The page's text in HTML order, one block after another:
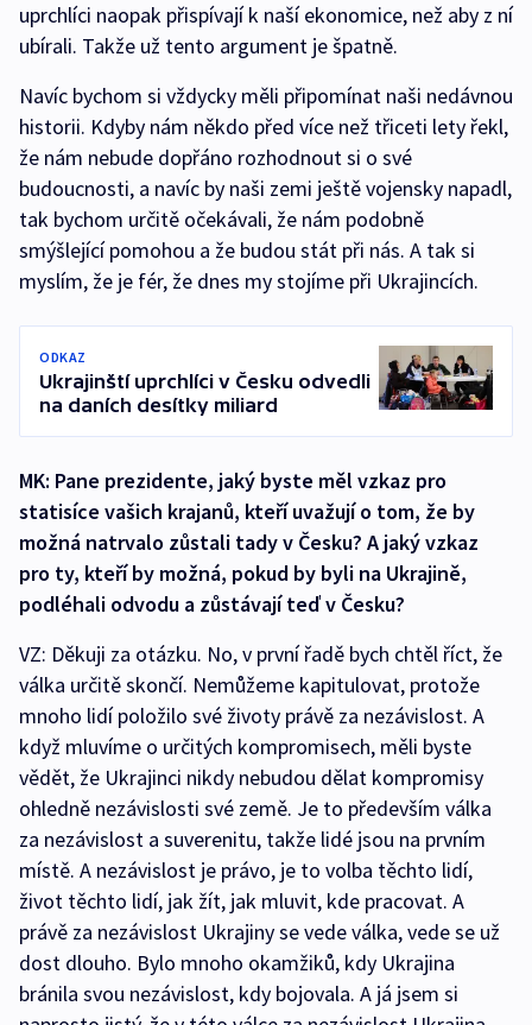
uprchlíci naopak přispívají k naší ekonomice, než aby z ní
ubírali. Takže už tento argument je špatně.
Navíc bychom si vždycky měli připomínat naši nedávnou
historii. Kdyby nám někdo před více než třiceti lety řekl,
že nám nebude dopřáno rozhodnout si o své
budoucnosti, a navíc by naši zemi ještě vojensky napadl,
tak bychom určitě očekávali, že nám podobně
smýšlející pomohou a že budou stát při nás. A tak si
myslím, že je fér, že dnes my stojíme při Ukrajincích.
ODKAZ
Ukrajinští uprchlíci v Česku odvedli
na daních desítky miliard
MK: Pane prezidente, jaký byste měl vzkaz pro
statisíce vašich krajanů, kteří uvažují o tom, že by
možná natrvalo zůstali tady v Česku? A jaký vzkaz
pro ty, kteří by možná, pokud by byli na Ukrajině,
podléhali odvodu a zůstávají teď v Česku?
VZ: Děkuji za otázku. No, v první řadě bych chtěl říct, že
válka určitě skončí. Nemůžeme kapitulovat, protože
mnoho lidí položilo své životy právě za nezávislost. A
když mluvíme o určitých kompromisech, měli byste
vědět, že Ukrajinci nikdy nebudou dělat kompromisy
ohledně nezávislosti své země. Je to především válka
za nezávislost a suverenitu, takže lidé jsou na prvním
místě. A nezávislost je právo, je to volba těchto lidí,
život těchto lidí, jak žít, jak mluvit, kde pracovat. A
právě za nezávislost Ukrajiny se vede válka, vede se už
dost dlouho. Bylo mnoho okamžiků, kdy Ukrajina
bránila svou nezávislost, kdy bojovala. A já jsem si